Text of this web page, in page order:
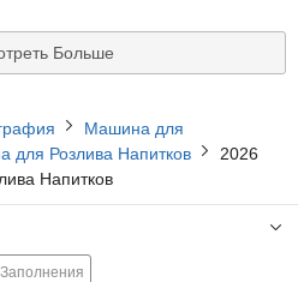
Больше
Машина для
для Розлива Напитков
2026
Напитков